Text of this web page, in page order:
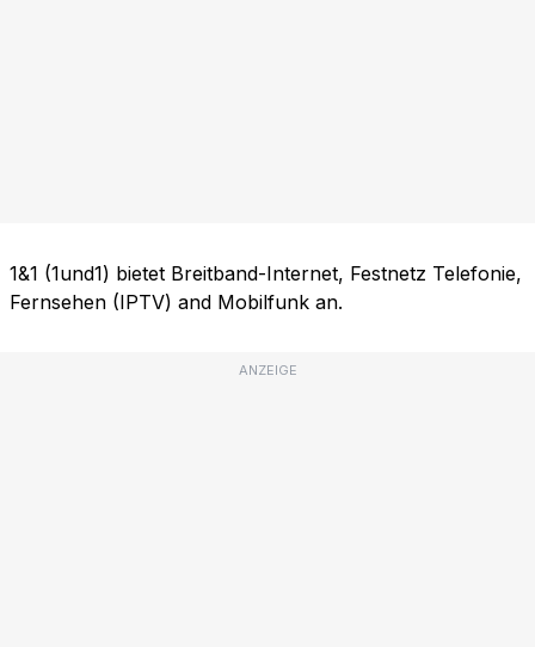
1&1 (1und1) bietet Breitband-Internet, Festnetz Telefonie,
Fernsehen (IPTV) and Mobilfunk an.
ANZEIGE